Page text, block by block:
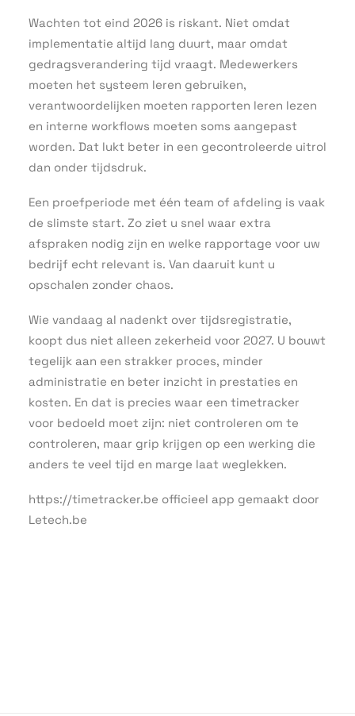
Wachten tot eind 2026 is riskant. Niet omdat
implementatie altijd lang duurt, maar omdat
gedragsverandering tijd vraagt. Medewerkers
moeten het systeem leren gebruiken,
verantwoordelijken moeten rapporten leren lezen
en interne workflows moeten soms aangepast
worden. Dat lukt beter in een gecontroleerde uitrol
dan onder tijdsdruk.
Een proefperiode met één team of afdeling is vaak
de slimste start. Zo ziet u snel waar extra
afspraken nodig zijn en welke rapportage voor uw
bedrijf echt relevant is. Van daaruit kunt u
opschalen zonder chaos.
Wie vandaag al nadenkt over tijdsregistratie,
koopt dus niet alleen zekerheid voor 2027. U bouwt
tegelijk aan een strakker proces, minder
administratie en beter inzicht in prestaties en
kosten. En dat is precies waar een timetracker
voor bedoeld moet zijn: niet controleren om te
controleren, maar grip krijgen op een werking die
anders te veel tijd en marge laat weglekken.
https://timetracker.be officieel app gemaakt door
Letech.be